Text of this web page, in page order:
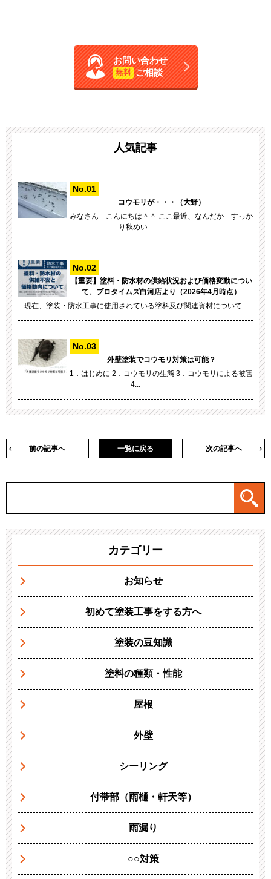
お問い合わせ
無料 ご相談
人気記事
コウモリが・・・（大野）
みなさん こんにちは＾＾ ここ最近、なんだか すっか
り秋めい...
【重要】塗料・防水材の供給状況および価格変動につい
て、プロタイムズ白河店より（2026年4月時点）
現在、塗装・防水工事に使用されている塗料及び関連資材について...
外壁塗装でコウモリ対策は可能？
1．はじめに 2．コウモリの生態 3．コウモリによる被害
4...
前の記事へ 次の記事へ
一覧に戻る
カテゴリー
お知らせ
初めて塗装工事をする方へ
塗装の豆知識
塗料の種類・性能
屋根
外壁
シーリング
付帯部（雨樋・軒天等）
雨漏り
○○対策